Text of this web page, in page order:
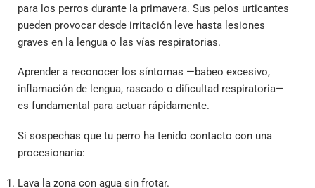
para los perros durante la primavera. Sus pelos urticantes
pueden provocar desde irritación leve hasta lesiones
graves en la lengua o las vías respiratorias.
Aprender a reconocer los síntomas —babeo excesivo,
inflamación de lengua, rascado o dificultad respiratoria—
es fundamental para actuar rápidamente.
Si sospechas que tu perro ha tenido contacto con una
procesionaria:
Lava la zona con agua sin frotar.